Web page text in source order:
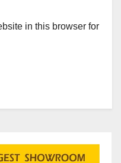
in this browser for